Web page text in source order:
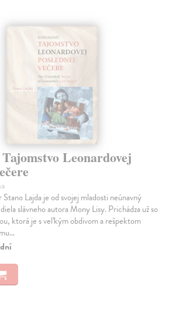
Leonardovej
Lajda je od svojej mladosti neúnavný
slávneho autora Mony Lisy. Prichádza už so
ktorá je s veľkým obdivom a rešpektom